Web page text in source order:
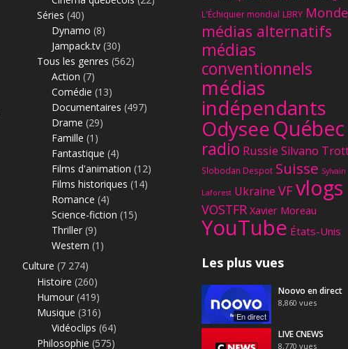
Séries (40)
Dynamo (8)
Jampack.tv (30)
Tous les genres (562)
Action (7)
Comédie (13)
Documentaires (497)
Drame (29)
Famille (1)
Fantastique (4)
Films d'animation (12)
Films historiques (14)
Romance (4)
Science-fiction (15)
Thriller (9)
Western (1)
Culture (7 274)
Histoire (260)
Humour (419)
Musique (316)
Vidéoclips (64)
Philosophie (575)
L'Échiquier mondial LBRY Monde
médias alternatifs
médias
conventionnels
médias
indépendants
OdyseeQuébec
radio Russie Silvano
Slobodan Despot Suisse Sylvain
Laforest Ukraine VFvlogs
VOSTFR Xavier Moreau
YouTube États-Unis
Les plus vues
En direct
Noovo en direct
8,860 vues
LIVE CNEWS
8,770 vues